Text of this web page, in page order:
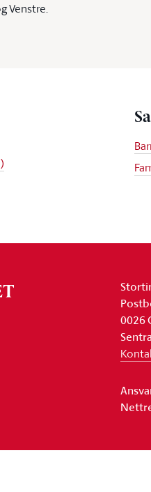
Venstre.
0026